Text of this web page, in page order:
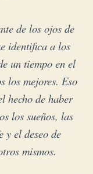
de los ojos de
identifica alos
un tiempo en el
los mejores. Eso
hecho de haber
los sueños, las
y el deseo de
mismos.